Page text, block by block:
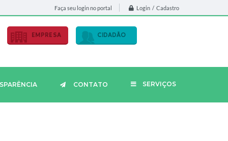
Faça seu login no portal Login / Cadastro
EMPRESA CIDADÃO
CONTATO SERVIÇOS